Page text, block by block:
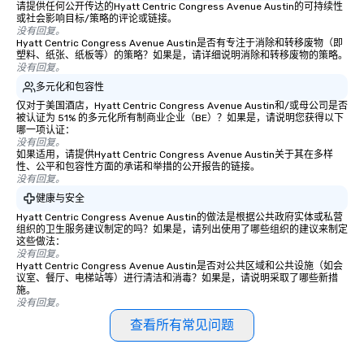
those Instagram moments you share.
For added ease, we can even arrange
transportation pick-up and drop-off,
as well as an event photographer. And
for groups that desire an extra luxe
an evening helicopter ride over the
glittering lights of The Strip. A
Memorable Experience for All Lip
Smacking Foodie Tours offers a way
to gather and dine that few have
experienced, and all are sure to
remember. Our one-of-a-kind tours
are special, from the first stop to the
last. It’s an experience that attendees
will reminisce about long after they
leave. Location, Location, Location
One of the best reasons to book is the
convenient and efficient way the
experience is designed. All
请提供任何公开传达的Hyatt Centric Congress Avenue Austin的可持续性
或社会影响目标/策略的评论或链接。
没有回复。
Hyatt Centric Congress Avenue Austin是否有专注于消除和转移废物（即
塑料、纸张、纸板等）的策略？如果是，请详细说明消除和转移废物的策略。
没有回复。
多元化和包容性
仅对于美国酒店，Hyatt Centric Congress Avenue Austin和/或母公司是否
被认证为 51% 的多元化所有制商业企业（BE）？如果是，请说明您获得以下
哪一项认证：
没有回复。
如果适用，请提供Hyatt Centric Congress Avenue Austin关于其在多样
性、公平和包容性方面的承诺和举措的公开报告的链接。
没有回复。
健康与安全
Hyatt Centric Congress Avenue Austin的做法是根据公共政府实体或私营
组织的卫生服务建议制定的吗？如果是，请列出使用了哪些组织的建议来制定
这些做法：
没有回复。
Hyatt Centric Congress Avenue Austin是否对公共区域和公共设施（如会
议室、餐厅、电梯站等）进行清洁和消毒？如果是，请说明采取了哪些新措
施。
没有回复。
查看所有常见问题